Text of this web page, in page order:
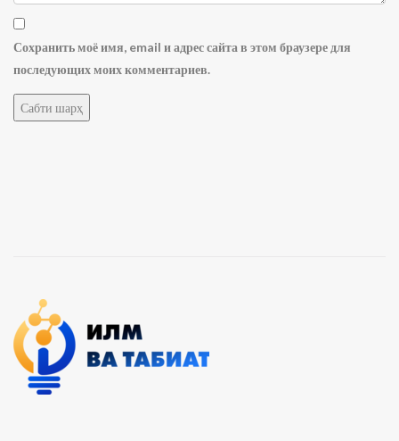
Сохранить моё имя, email и адрес сайта в этом браузере для
последующих моих комментариев.